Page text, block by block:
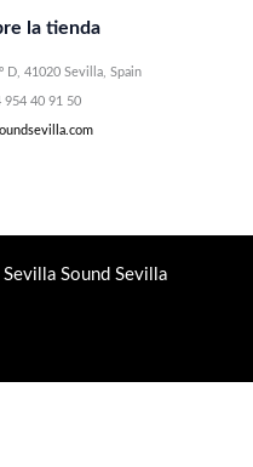
la tienda
D, 41020 Sevilla, Spain
954 40 91 50
Sound Sevilla